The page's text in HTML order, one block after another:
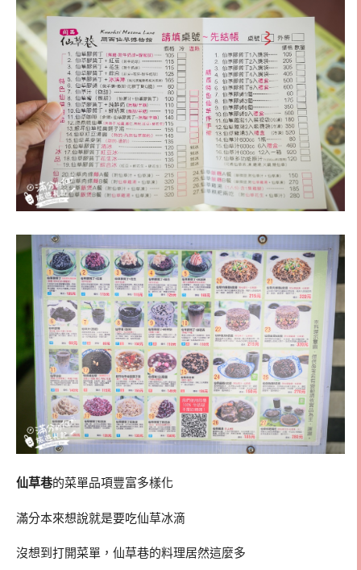
仙草巷的菜單品項豐富多樣化
滿分本來想說就是要吃仙草冰滴
沒想到打開菜單，仙草巷的料理居然這麼多